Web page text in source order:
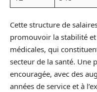
Cette structure de
promouvoir la stabilité et
médicales, qui
secteur de la santé. Une
encouragée, avec des
années de service et à